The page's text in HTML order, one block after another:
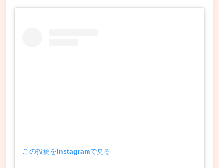
この投稿をInstagramで見る